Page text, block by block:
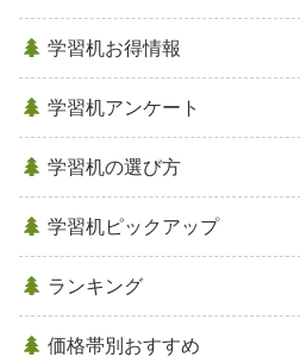
学習机お得情報
学習机アンケート
学習机の選び方
学習机ピックアップ
ランキング
価格帯別おすすめ